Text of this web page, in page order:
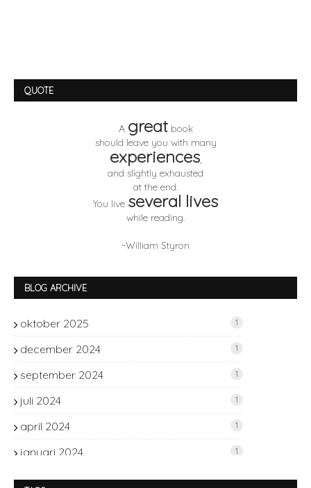
QUOTE
A greatbook
should leave you with many
experiences,
and slightly exhausted
at the end.
You live several lives
while reading.
~William Styron
BLOG ARCHIVE
oktober 2025 1
december 2024 1
september 2024 1
juli 2024 1
april 2024 1
januari 2024 1
november 2023